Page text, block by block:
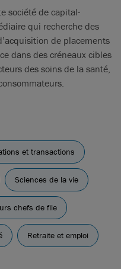
société de capital-
qui recherche des
de placements
dans des créneaux cibles
des soins de la santé,
et transactions
Sciences de la vie
chefs de file
Retraite et emploi